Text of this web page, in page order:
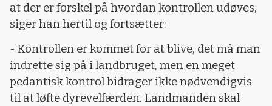
at der er forskel på hvordan kontrollen udøves,
siger han hertil og fortsætter:
- Kontrollen er kommet for at blive, det må man
indrette sig på i landbruget, men en meget
pedantisk kontrol bidrager ikke nødvendigvis
til at løfte dyrevelfærden. Landmanden skal